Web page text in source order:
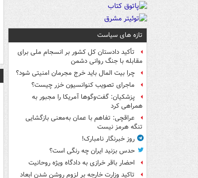
تازه های سیاست
تأکید دادستان کل کشور بر انسجام ملی برای
مقابله با جنگ روانی دشمن
چرا بیت المال باید خرج مجرمان امنیتی شود؟
ماجرای تصویب کنوانسیون خزر چیست؟
پزشکیان: گفت‌وگوها آمریکا را مجبور به
همراهی کرد
عراقچی: تفاهم با عمان به‌معنی بازگشایی
تنگه هرمز نیست
روز خبرنگار نامبارک!
حدس بزنید ایران چه رنگی است؟
احضار باقر خرازی به دادگاه ویژه روحانیت
تاکید وزارت خارجه بر لزوم روشن شدن ابعاد